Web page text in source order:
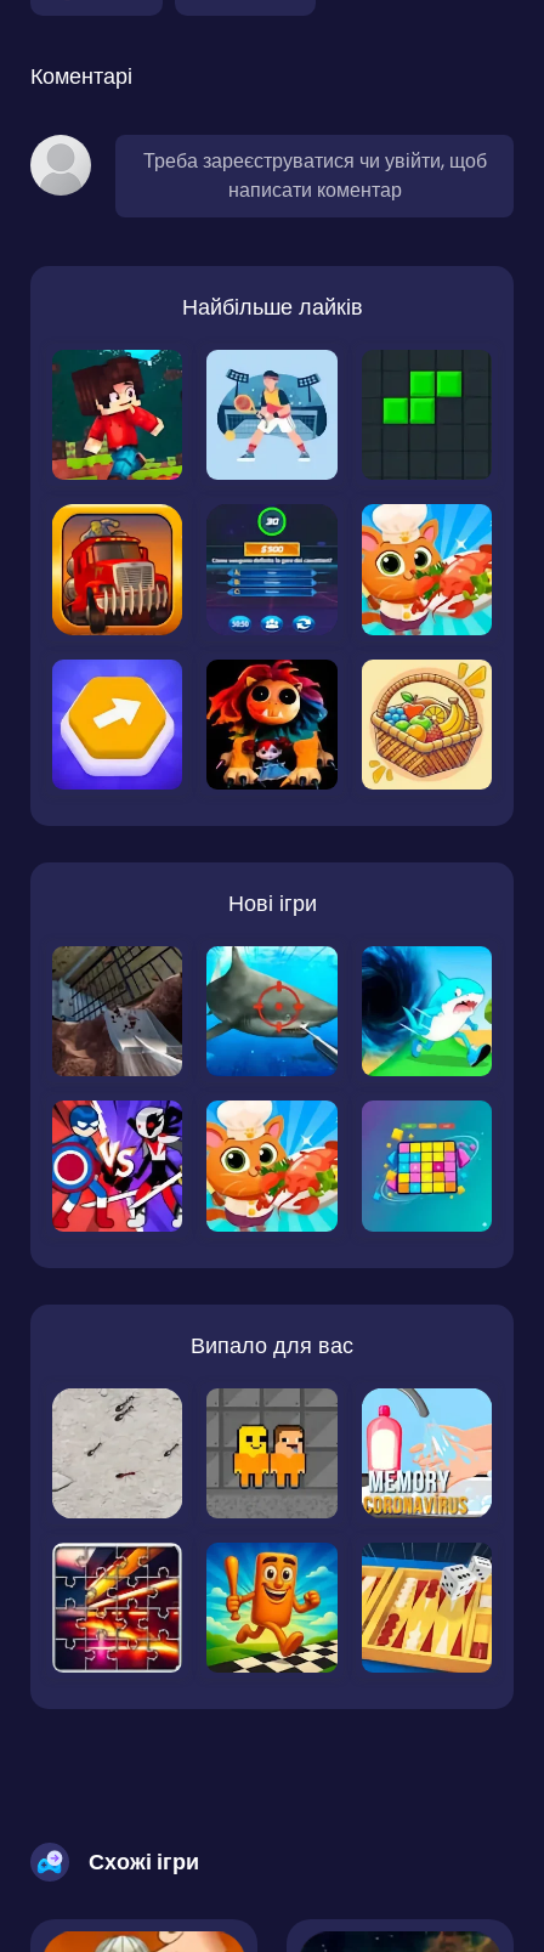
Коментарі
Треба зареєструватися чи увійти, щоб
написати коментар
Найбільше лайків
Нові ігри
Випало для вас
Схожі ігри